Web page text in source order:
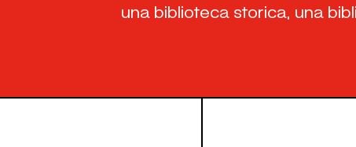
una biblioteca storica, una